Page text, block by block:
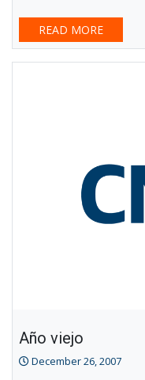
READ MORE
Año viejo
December 26, 2007